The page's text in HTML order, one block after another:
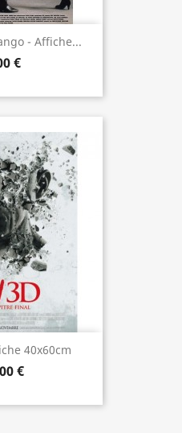
- Affiche...
€
40x60cm
€